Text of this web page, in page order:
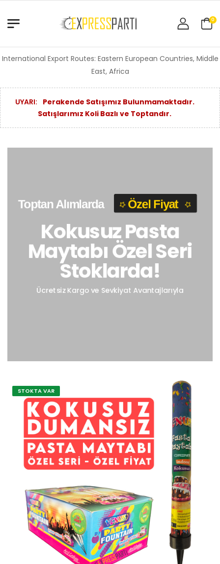
0
International Export Routes: Eastern European Countries, Middle
East, Africa
UYARI:
Perakende Satışımız Bulunmamaktadır.
Satışlarımız Koli Bazlı ve Toptandır.
Toptan Alımlarda Özel Fiyat
Kokusuz Pasta
Maytabı Özel Seri
Stoklarda!
Ücretsiz Kargo ve Sevkiyat Avantajlarıyla
STOKTA VAR